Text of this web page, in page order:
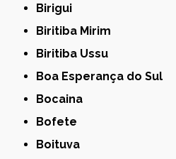
Birigui
Biritiba Mirim
Biritiba Ussu
Boa Esperança do Sul
Bocaina
Bofete
Boituva